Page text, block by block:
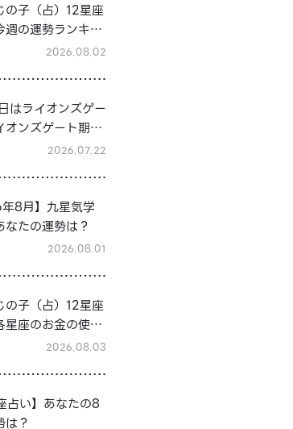
の子（占）12星座
週の運勢ランキン
日～8月9日の運
2026.08.02
はライオンズゲー
オンズゲート期間
をアップさせる過
2026.07.22
年8月】九星気学
なたの運勢は？
2026.08.01
の子（占）12星座
星座のお金の使い
の傾向は？12星座
2026.08.03
占い】あなたの8
は？
ージへ遷移します